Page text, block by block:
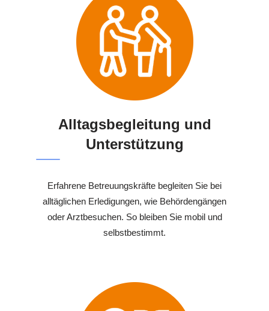
Alltagsbegleitung und
Unterstützung
Erfahrene Betreuungskräfte begleiten Sie bei
alltäglichen Erledigungen, wie Behördengängen
oder Arztbesuchen. So bleiben Sie mobil und
selbstbestimmt.